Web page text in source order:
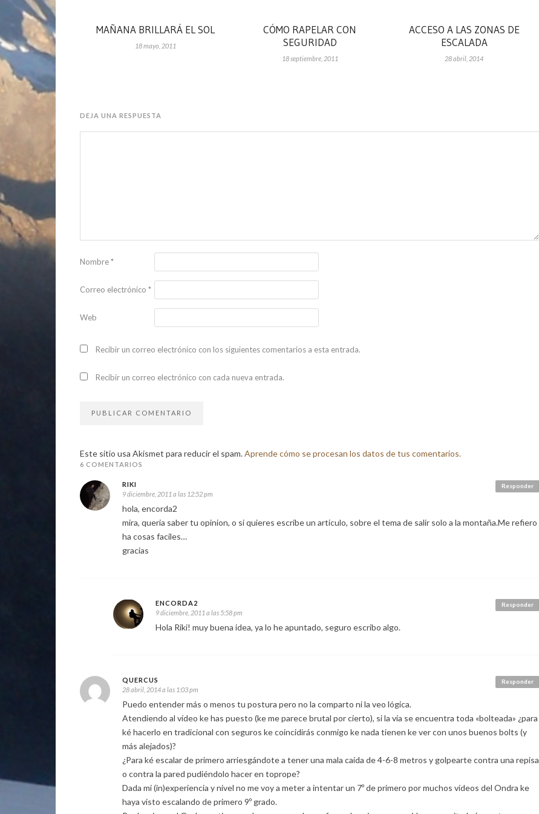
MAÑANA BRILLARÁ EL SOL
18 mayo, 2011
CÓMO RAPELAR CON
SEGURIDAD
18 septiembre, 2011
ACCESO A LAS ZONAS DE
ESCALADA
28 abril, 2014
DEJA UNA RESPUESTA
Nombre*
Correo electrónico *
Web
Recibir un correo electrónico con los siguientes comentarios a esta entrada.
Recibir un correo electrónico con cada nueva entrada.
Este sitio usa Akismet para reducir el spam.Aprende cómo se procesan los datos de tus comentarios.
6 COMENTARIOS
Responder
RIKI
9 diciembre, 2011 a las 12:52 pm
hola, encorda2
mira, queria saber tu opinion, o si quieres escribe un articulo, sobre el tema de salir solo a la montaña.Me refiero
ha cosas faciles…
gracias
Responder
ENCORDA2
9 diciembre, 2011 a las 5:58 pm
Hola Riki! muy buena idea, ya lo he apuntado, seguro escribo algo.
Responder
QUERCUS
28 abril, 2014 a las 1:03 pm
Puedo entender más o menos tu postura pero no la comparto ni la veo lógica.
Atendiendo al vídeo ke has puesto (ke me parece brutal por cierto), si la vía se encuentra toda «bolteada» ¿para
ké hacerlo en tradicional con seguros ke coincidirás conmigo ke nada tienen ke ver con unos buenos bolts (y
más alejados)?
¿Para ké escalar de primero arriesgándote a tener una mala caída de 4-6-8 metros y golpearte contra una repisa
o contra la pared pudiéndolo hacer en toprope?
Dada mi (in)experiencia y nivel no me voy a meter a intentar un 7º de primero por muchos vídeos del Ondra ke
haya visto escalando de primero 9º grado.